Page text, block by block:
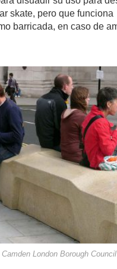
skate, pero que funciona
barricada, en caso de
London Borough Council